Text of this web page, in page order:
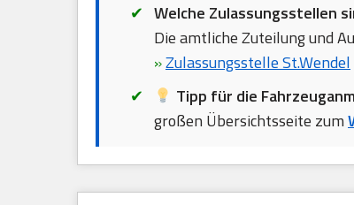
Welche Zulassungsstellen
Die amtliche Zuteilung und
»Zulassungsstelle St.Wendel
Tipp für die
großen Übersichtsseite zum